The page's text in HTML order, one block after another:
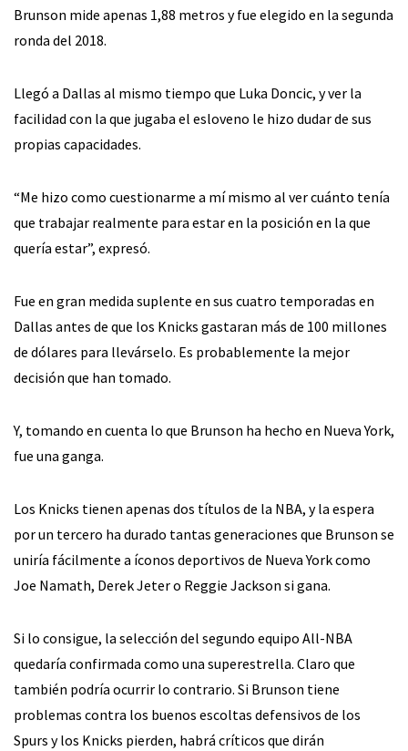
Brunson mide apenas 1,88 metros y fue elegido en la segunda
ronda del 2018.
Llegó a Dallas al mismo tiempo que Luka Doncic, y ver la
facilidad con la que jugaba el esloveno le hizo dudar de sus
propias capacidades.
“Me hizo como cuestionarme a mí mismo al ver cuánto tenía
que trabajar realmente para estar en la posición en la que
quería estar”, expresó.
Fue en gran medida suplente en sus cuatro temporadas en
Dallas antes de que los Knicks gastaran más de 100 millones
de dólares para llevárselo. Es probablemente la mejor
decisión que han tomado.
Y, tomando en cuenta lo que Brunson ha hecho en Nueva York,
fue una ganga.
Los Knicks tienen apenas dos títulos de la NBA, y la espera
por un tercero ha durado tantas generaciones que Brunson se
uniría fácilmente a íconos deportivos de Nueva York como
Joe Namath, Derek Jeter o Reggie Jackson si gana.
Si lo consigue, la selección del segundo equipo All-NBA
quedaría confirmada como una superestrella. Claro que
también podría ocurrir lo contrario. Si Brunson tiene
problemas contra los buenos escoltas defensivos de los
Spurs y los Knicks pierden, habrá críticos que dirán